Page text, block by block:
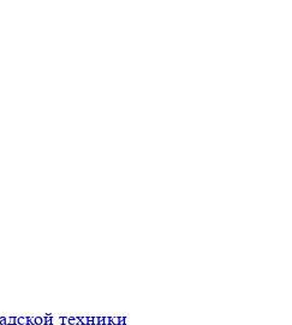
техники